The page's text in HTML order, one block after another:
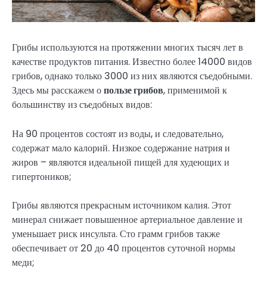
Грибы используются на протяжении многих тысяч лет в
качестве продуктов питания. Известно более 14000 видов
грибов, однако только 3000 из них являются съедобными.
Здесь мы расскажем опользе грибов, применимой к
большинству из съедобных видов:
На 90 процентов состоят из воды, и следовательно,
содержат мало калорий. Низкое содержание натрия и
жиров – являются идеальной пищей для худеющих и
гипертоников;
Грибы являются прекрасным источником калия. Этот
минерал снижает повышенное артериальное давление и
уменьшает риск инсульта. Сто грамм грибов также
обеспечивает от 20 до 40 процентов суточной нормы
меди;